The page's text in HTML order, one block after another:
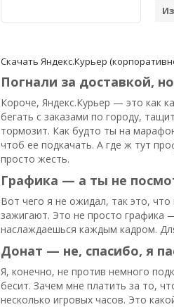
Скачать Яндекс.Курьер
Погнали за доставкой,
Короче, Яндекс.Курьер — это как
бегать с заказами по городу,
тормозит. Как будто ты на
чтоб ее подкачать. А где ж тут
просто жесть.
Графика — а ты не
Вот чего я не ожидал, так это, что
зажигают. Это не просто графика
наслаждаешься каждым кадром.
Донат — не, спасибо, я
Я, конечно, не против немного
бесит. Зачем мне платить за то,
несколько игровых часов. Это